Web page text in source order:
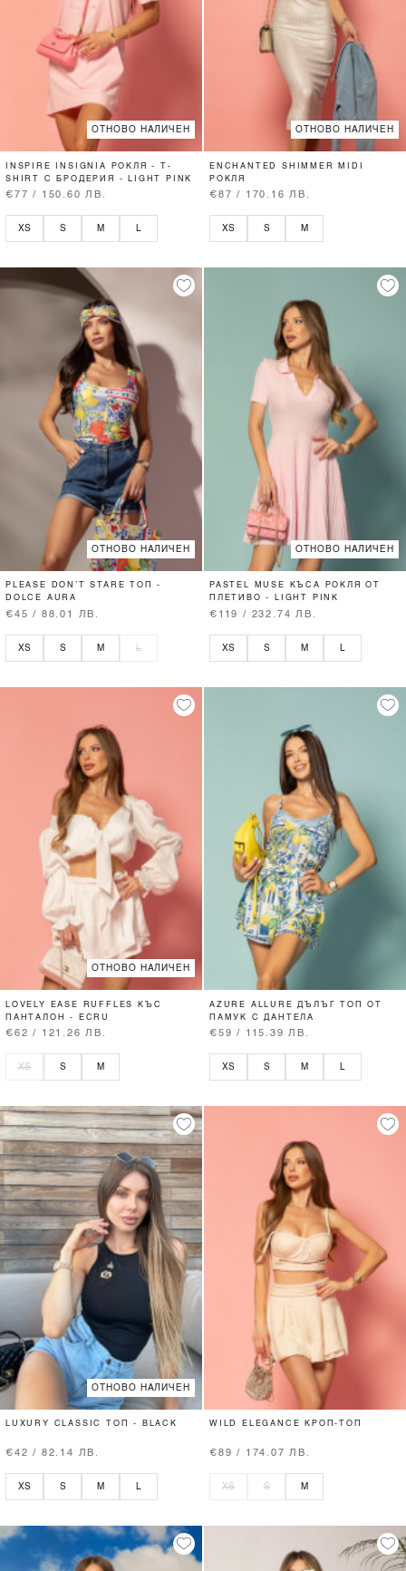
ОТНОВО НАЛИЧЕН
INSPIRE INSIGNIA РОКЛЯ - T-
SHIRT С БРОДЕРИЯ - LIGHT PINK
€77 / 150.60 ЛВ.
XS S M L
ОТНОВО НАЛИЧЕН
ENCHANTED SHIMMER MIDI
РОКЛЯ
€87 / 170.16 ЛВ.
XS S M
ОТНОВО НАЛИЧЕН
PLEASE DON’T STARE ТОП -
DOLCE AURA
€45 / 88.01 ЛВ.
XS S M L
ОТНОВО НАЛИЧЕН
PASTEL MUSE КЪСА РОКЛЯ ОТ
ПЛЕТИВО - LIGHT PINK
€119 / 232.74 ЛВ.
XS S M
ОТНОВО НАЛИЧЕН
LOVELY EASE RUFFLES КЪС
ПАНТАЛОН - ECRU
€62 / 121.26 ЛВ.
XS S M
AZURE ALLURE ДЪЛЪГ ТОП ОТ
ПАМУК С ДАНТЕЛА
€59 / 115.39 ЛВ.
XS S M L
ОТНОВО НАЛИЧЕН
LUXURY CLASSIC ТОП - BLACK
€42 / 82.14 ЛВ.
XS S M
WILD ELEGANCE КРОП-ТОП
€89 / 174.07 ЛВ.
XS S M